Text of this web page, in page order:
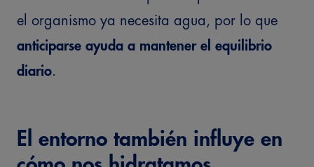
el organismo ya necesita agua, por lo que
anticiparse ayuda a mantener el equilibrio
diario.
El entorno también influye en